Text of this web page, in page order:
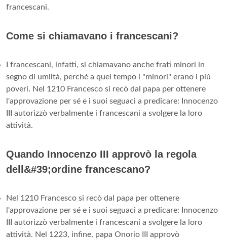
francescani.
Come si chiamavano i francescani?
I francescani, infatti, si chiamavano anche frati minori in
segno di umiltà, perché a quel tempo i "minori" erano i più
poveri. Nel 1210 Francesco si recò dal papa per ottenere
l'approvazione per sé e i suoi seguaci a predicare: Innocenzo
III autorizzò verbalmente i francescani a svolgere la loro
attività.
Quando Innocenzo III approvò la regola
dell&#39;ordine francescano?
Nel 1210 Francesco si recò dal papa per ottenere
l'approvazione per sé e i suoi seguaci a predicare: Innocenzo
III autorizzò verbalmente i francescani a svolgere la loro
attività. Nel 1223, infine, papa Onorio III approvò